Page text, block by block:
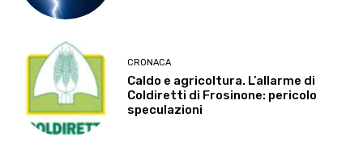
CRONACA
Caldo e agricoltura. L’allarme di
Coldiretti di Frosinone: pericolo
speculazioni